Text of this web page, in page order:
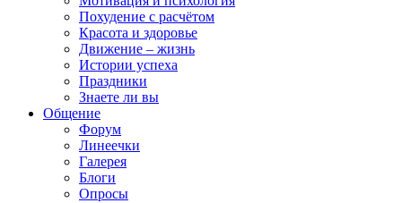
Похудение с расчётом
Красота и здоровье
Движение – жизнь
Истории успеха
Праздники
Знаете ли вы
Общение
Форум
Линеечки
Галерея
Блоги
Опросы